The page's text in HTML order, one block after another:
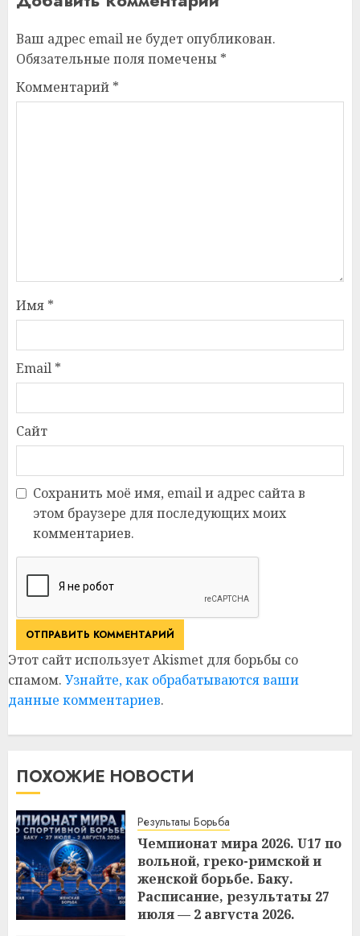
Ваш адрес email не будет опубликован.
Обязательные поля помечены *
Комментарий *
Имя *
Email *
Сайт
Сохранить моё имя, email и адрес сайта в
этом браузере для последующих моих
комментариев.
Этот сайт использует Akismet для борьбы со
спамом. Узнайте, как обрабатываются ваши
данные комментариев.
ПОХОЖИЕ НОВОСТИ
Результаты Борьба
Чемпионат мира 2026. U17 по
вольной, греко-римской и
женской борьбе. Баку.
Расписание, результаты 27
июля — 2 августа 2026.